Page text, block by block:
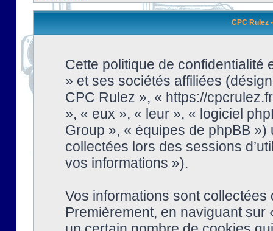
CPC Rulez
Cette politique de confidentialité
» et ses sociétés affiliées
CPC Rulez », « https://
», « eux », « leur », « logiciel
Group », « équipes de phpBB
collectées lors des sessions
vos informations »).
Vos informations sont
Premièrement, en naviguant